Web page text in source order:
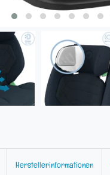
Herstellerinformationen